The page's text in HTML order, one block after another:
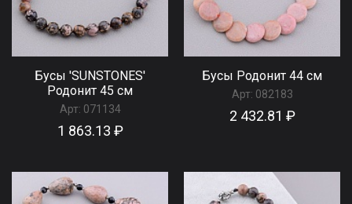
Бусы 'SUNSTONES'
Родонит 45 см
Арт: 071134
1 863.13 ₽
Бусы Родонит 44 см
Арт: 082183
2 432.81 ₽